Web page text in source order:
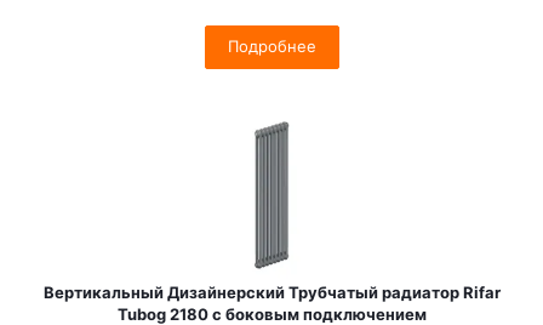
Подробнее
Вертикальный Дизайнерский Трубчатый радиатор Rifar
Tubog 2180 с боковым подключением